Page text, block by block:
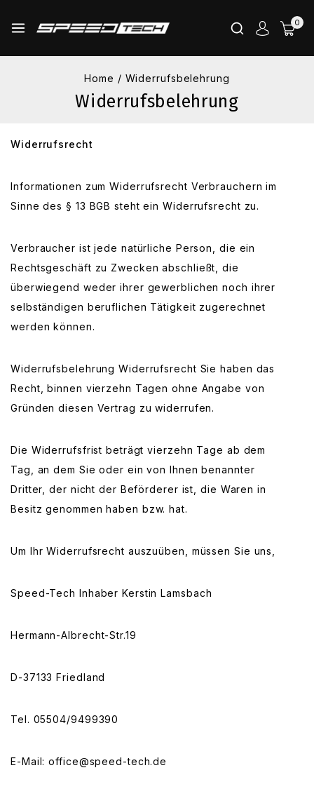
0
Home / Widerrufsbelehrung
Widerrufsbelehrung
Widerrufsrecht
Informationen zum Widerrufsrecht Verbrauchern im
Sinne des § 13 BGB steht ein Widerrufsrecht zu.
Verbraucher ist jede natürliche Person, die ein
Rechtsgeschäft zu Zwecken abschließt, die
überwiegend weder ihrer gewerblichen noch ihrer
selbständigen beruflichen Tätigkeit zugerechnet
werden können.
Widerrufsbelehrung Widerrufsrecht Sie haben das
Recht, binnen vierzehn Tagen ohne Angabe von
Gründen diesen Vertrag zu widerrufen.
Die Widerrufsfrist beträgt vierzehn Tage ab dem
Tag, an dem Sie oder ein von Ihnen benannter
Dritter, der nicht der Beförderer ist, die Waren in
Besitz genommen haben bzw. hat.
Um Ihr Widerrufsrecht auszuüben, müssen Sie uns,
Speed-Tech Inhaber Kerstin Lamsbach
Hermann-Albrecht-Str.19
D-37133 Friedland
Tel. 05504/9499390
E-Mail: office@speed-tech.de